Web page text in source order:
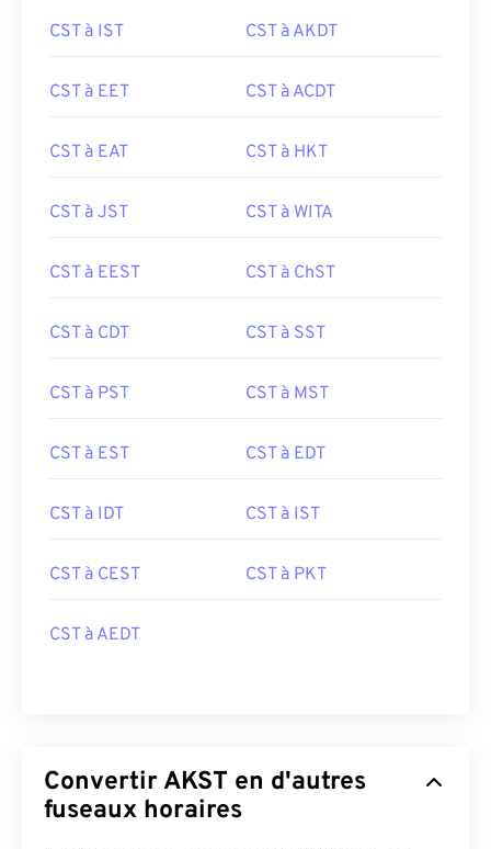
CST à IST CST à AKDT
CST à EET CST à ACDT
CST à EAT CST à HKT
CST à JST CST à WITA
CST à EEST CST à ChST
CST à CDT CST à SST
CST à PST CST à MST
CST à EST CST à EDT
CST à IDT CST à IST
CST à CEST CST à PKT
CST à AEDT
Convertir AKST en d'autres
fuseaux horaires